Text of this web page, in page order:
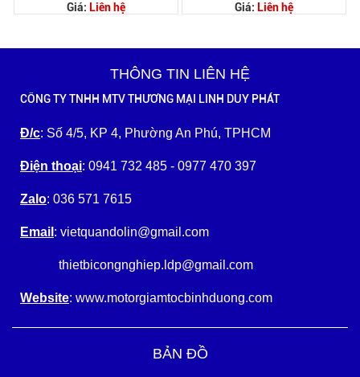
Giá: Liên hệ Giá: Liên hệ
THÔNG TIN LIÊN HỆ
CÔNG TY TNHH MTV THƯƠNG MẠI LINH DUY PHÁT
Đ/c: Số 4/5, KP 4, Phường An Phú, TPHCM
Điện thoại: 0941 732 485 - 0977 470 397
Zalo: 036 571 7615
Email : vietquandolin@gmail.com
thietbicongnghiep.ldp@gmail.com
Website: www.motorgiamtocbinhduong.com
BẢN ĐỒ